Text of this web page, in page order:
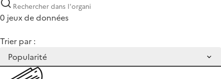
0 jeux de données
Trier par :